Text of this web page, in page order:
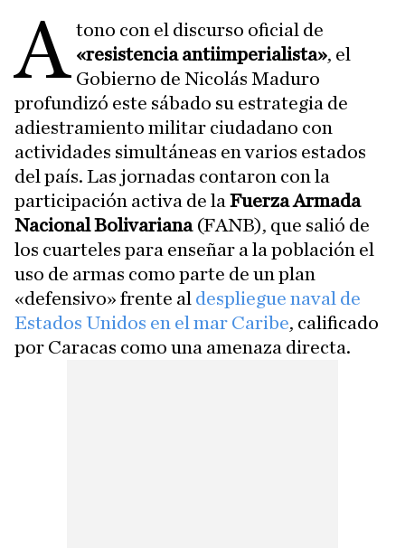
A tono con el discurso oficial de
«resistencia antiimperialista», el
Gobierno de Nicolás Maduro
profundizó este sábado su estrategia de
adiestramiento militar ciudadano con
actividades simultáneas en varios estados
del país. Las jornadas contaron con la
participación activa de la Fuerza Armada
Nacional Bolivariana(FANB), que salió de
los cuarteles para enseñar a la población el
uso de armas como parte de un plan
«defensivo» frente al despliegue naval de
Estados Unidos en el mar Caribe, calificado
por Caracas como una amenaza directa.